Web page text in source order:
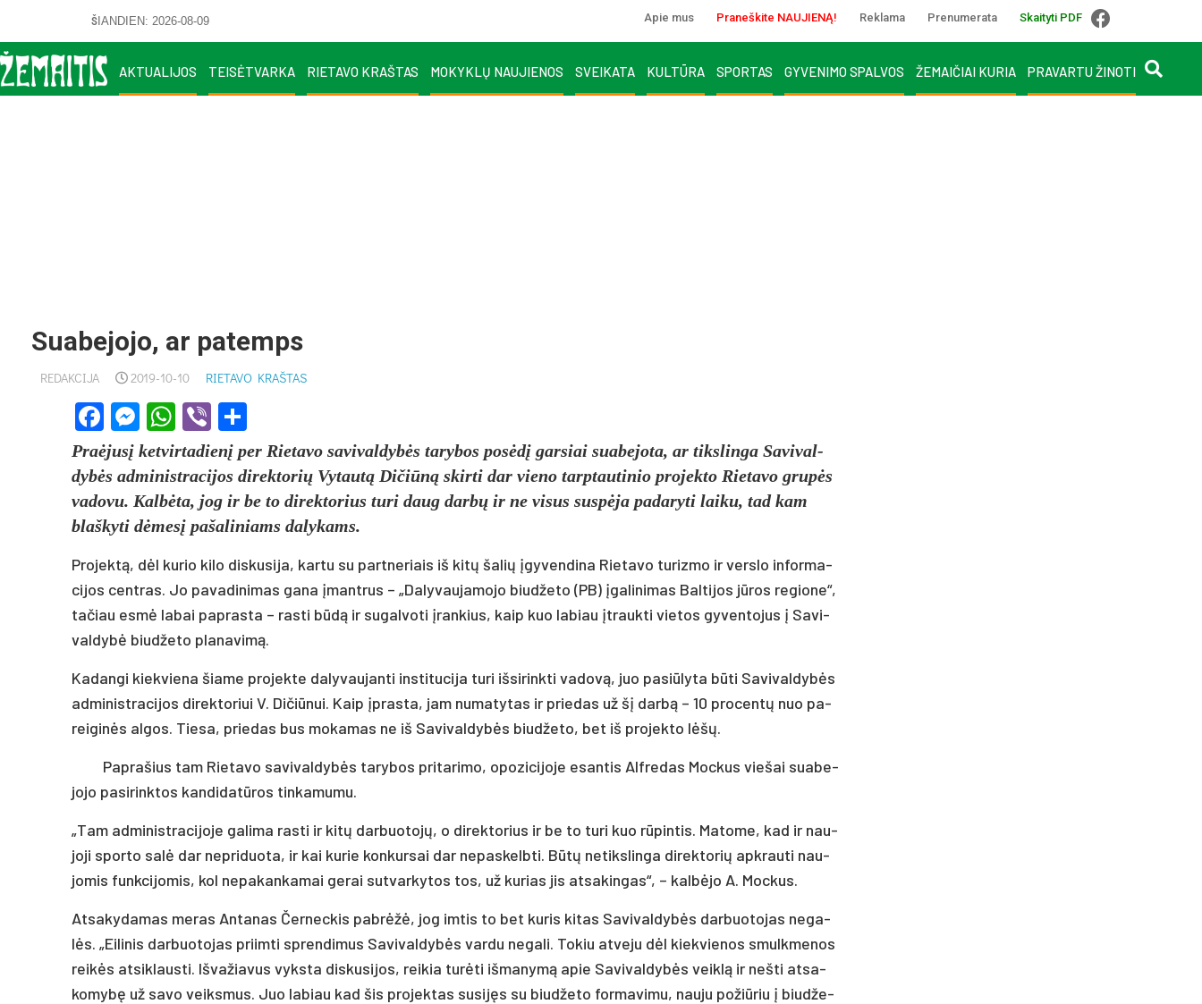
ŠIANDIEN: 2026-08-09 Apie mus Praneškite NAUJIENĄ! Reklama Prenumerata Skaityti PDF
AKTUALIJOS TEISĖTVARKA RIETAVO KRAŠTAS MOKYKLŲ NAUJIENOS SVEIKATA KULTŪRA SPORTAS GYVENIMO SPALVOS ŽEMAIČIAI KURIA PRAVARTU ŽINOTI
Suabejojo, ar patemps
REDAKCIJA 2019-10-10 RIETAVO KRAŠTAS
Facebook
Messenger
WhatsApp
Viber
Praė­ju­sį ket­vir­ta­die­nį per Rie­ta­vo sa­vi­val­dy­bės ta­ry­bos po­sė­dį gar­siai sua­be­jo­ta, ar tiks­lin­ga Sa­vi­val­
dy­bės ad­mi­nist­ra­ci­jos di­rek­to­rių Vy­tau­tą Di­čiū­ną skir­ti dar vie­no tarp­tau­ti­nio pro­jek­to Rie­ta­vo gru­pės
va­do­vu. Kal­bė­ta, jog ir be to di­rek­to­rius tu­ri daug dar­bų ir ne vi­sus su­spė­ja pa­da­ry­ti lai­ku, tad kam
blaš­ky­ti dė­me­sį pa­ša­li­niams da­ly­kams.
Pro­jek­tą, dėl ku­rio ki­lo dis­ku­si­ja, kar­tu su par­tne­riais iš ki­tų ša­lių įgy­ven­di­na Rie­ta­vo tu­riz­mo ir vers­lo in­for­ma­
ci­jos cent­ras. Jo pa­va­di­ni­mas ga­na įmant­rus – „Da­ly­vau­ja­mo­jo biu­dže­to (PB) įga­li­ni­mas Bal­ti­jos jū­ros re­gio­ne“,
ta­čiau es­mė la­bai pa­pras­ta – ras­ti bū­dą ir su­gal­vo­ti įran­kius, kaip kuo la­biau įtrauk­ti vie­tos gy­ven­to­jus į Sa­vi­
val­dy­bė biu­dže­to pla­na­vi­mą.
Ka­dan­gi kiek­vie­na šia­me pro­jek­te da­ly­vau­jan­ti ins­ti­tu­ci­ja tu­ri iš­si­rink­ti va­do­vą, juo pa­siū­ly­ta bū­ti Sa­vi­val­dy­bės
ad­mi­nist­ra­ci­jos di­rek­to­riui V. Di­čiū­nui. Kaip įpras­ta, jam nu­ma­ty­tas ir prie­das už šį dar­bą – 10 pro­cen­tų nuo pa­
rei­gi­nės al­gos. Tie­sa, prie­das bus mo­ka­mas ne iš Sa­vi­val­dy­bės biu­dže­to, bet iš pro­jek­to lė­šų.
Pap­ra­šius tam Rie­ta­vo sa­vi­val­dy­bės ta­ry­bos pri­ta­ri­mo, opo­zi­ci­jo­je esan­tis Alf­re­das Moc­kus vie­šai sua­be­
jo­jo pa­si­rink­tos kan­di­da­tū­ros tin­ka­mu­mu.
„Tam ad­mi­nist­ra­ci­jo­je ga­li­ma ras­ti ir ki­tų dar­buo­to­jų, o di­rek­to­rius ir be to tu­ri kuo rū­pin­tis. Ma­to­me, kad ir nau­
jo­ji spor­to sa­lė dar ne­pri­duo­ta, ir kai ku­rie kon­kur­sai dar ne­pas­kelb­ti. Bū­tų ne­tiks­lin­ga di­rek­to­rių ap­krau­ti nau­
jo­mis funk­ci­jo­mis, kol ne­pa­kan­ka­mai ge­rai su­tvar­ky­tos tos, už ku­rias jis at­sa­kin­gas“, – kal­bė­jo A. Moc­kus.
At­sa­ky­da­mas me­ras An­ta­nas Čer­nec­kis pa­brė­žė, jog im­tis to bet ku­ris ki­tas Sa­vi­val­dy­bės dar­buo­to­jas ne­ga­
lės. „Ei­li­nis dar­buo­to­jas priim­ti spren­di­mus Sa­vi­val­dy­bės var­du ne­ga­li. To­kiu at­ve­ju dėl kiek­vie­nos smulk­me­nos
rei­kės at­si­klaus­ti. Iš­va­žia­vus vyks­ta dis­ku­si­jos, rei­kia tu­rė­ti iš­ma­ny­mą apie Sa­vi­val­dy­bės veik­lą ir ne­šti at­sa­
ko­my­bę už sa­vo veiks­mus. Juo la­biau kad šis pro­jek­tas su­si­jęs su biu­dže­to for­ma­vi­mu, nau­ju po­žiū­riu į biu­dže­